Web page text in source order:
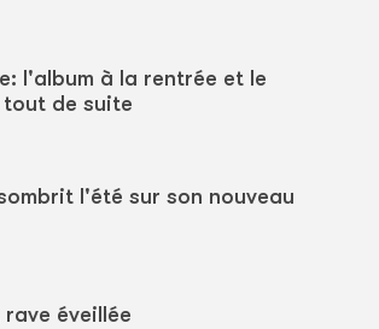
l'album à la rentrée et le
de suite
l'été sur son nouveau
éveillée